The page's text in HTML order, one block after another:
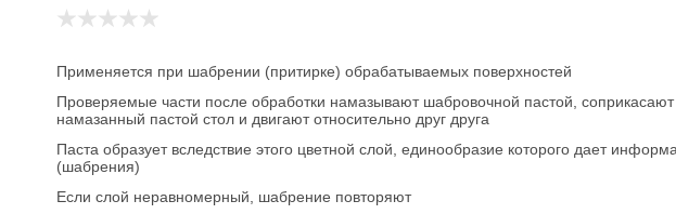
Применяется при шабрении (притирке) обрабатываемых поверхностей
Проверяемые части после обработки намазывают шабровочной пастой, соприкасают
намазанный пастой стол и двигают относительно друг друга
Паста образует вследствие этого цветной слой, единообразие которого дает
(шабрения)
Если слой неравномерный, шабрение повторяют